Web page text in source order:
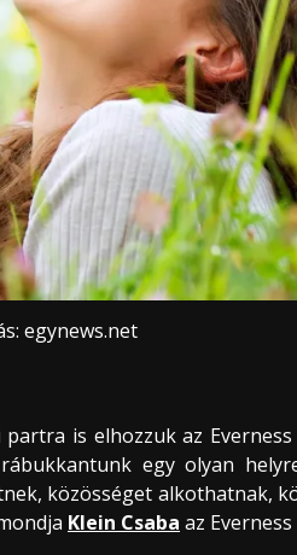
egynews.net
is elhozzuk az
egy olyan
közösséget alkothatnak,
Klein Csaba az